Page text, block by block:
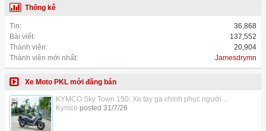
Thống kê
Tin:
36,868
Bài viết:
137,552
Thành viên:
20,904
Thành viên mới nhất:
Jamesdrymn
Xe Moto PKL mới đăng bán
KYMCO Sky Town 150: Xe tay ga chinh phục người...
Kymco posted 31/7/26